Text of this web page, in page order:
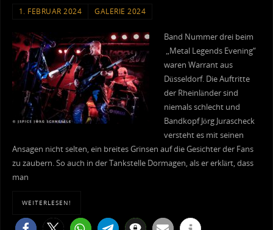
1. FEBRUAR 2024 GALERIE 2024
Band Nummer drei beim
„Metal Legends Evening“
waren Warrant aus
Düsseldorf. Die Auftritte
der Rheinländer sind
niemals schlecht und
Bandkopf Jörg Jurascheck
versteht es mit seinen
Ansagen nicht selten, ein breites Grinsen auf die Gesichter der Fans
zu zaubern. So auch in der Tankstelle Dormagen, als er erklärt, dass
man
WEITERLESEN!